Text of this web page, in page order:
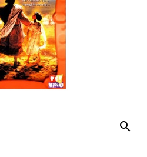
search